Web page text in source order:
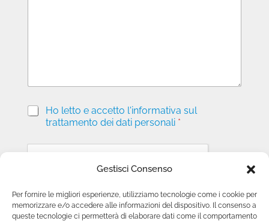
Gestisci Consenso
Per fornire le migliori esperienze, utilizziamo tecnologie come i cookie per
memorizzare e/o accedere alle informazioni del dispositivo. Il consenso a
queste tecnologie ci permetterà di elaborare dati come il comportamento
P
v
a
*
Ho letto e accetto l'informativa sul
trattamento dei dati personali *
Invia richiesta